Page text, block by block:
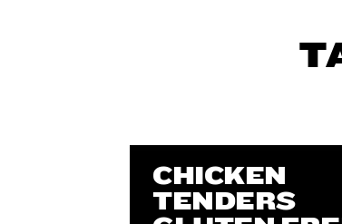
CHICKEN
TENDERS